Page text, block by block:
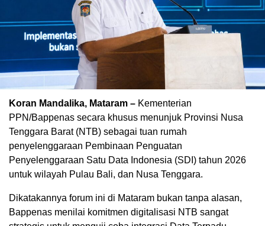
Koran Mandalika, Mataram – ​ Kementerian
PPN/Bappenas secara khusus menunjuk Provinsi Nusa
Tenggara Barat (NTB) sebagai tuan rumah
penyelenggaraan Pembinaan Penguatan
Penyelenggaraan Satu Data Indonesia (SDI) tahun 2026
untuk wilayah Pulau Bali, dan Nusa Tenggara.
Dikatakannya forum ini di Mataram bukan tanpa alasan,
Bappenas menilai komitmen digitalisasi NTB sangat